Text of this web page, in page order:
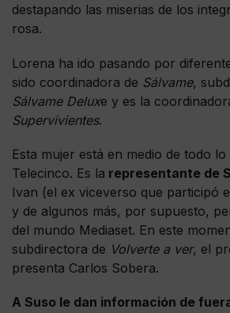
destapando las miserias de los
rosa.
Lorena ha ido pasando por
sido coordinadora de Sálvame,
Sálvame Deluxe y es la
Supervivientes.
Esta mujer está en medio de todo
Telecinco. Es la representante de
Ivan (el ex viceverso que participó
y de algunos más, por supuesto,
del mundo Mediaset. En este
subdirectora de Volverte a ver, el
presenta Carlos Sobera.
A Suso le dan información de